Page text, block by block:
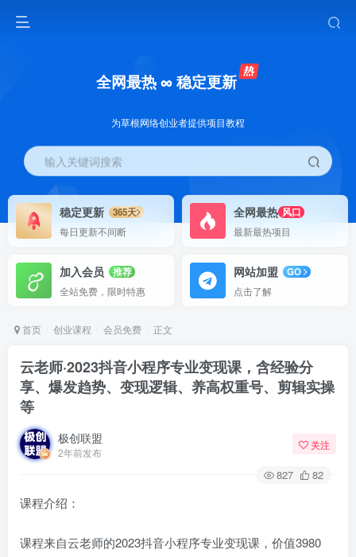
全网最热 ∞ 稳定更新
为草根网络创业者提供项目教程
输入关键词搜索
稳定更新
365天
每日更新不间断
全网最热 风口
最新最热项目
加入会员
推荐
全站免费，限时特惠
网站加盟
GO
点击了解
首页 创业课程 会员免费 正文
云老师·2023抖音小程序专业变现课，含经验分
享、爆发趋势、变现逻辑、养高权重号、剪辑实操
等
极创联盟
2年前发布
关注
827 82
课程介绍：
课程来自云老师的2023抖音小程序专业变现课，价值3980